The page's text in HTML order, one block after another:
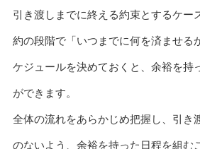
引き渡しまでに終える約束とするケー
約の段階で「いつまでに何を済ませる
ケジュールを決めておくと、余裕を持
ができます。
全体の流れをあらかじめ把握し、引き
のないよう、余裕を持った日程を組む